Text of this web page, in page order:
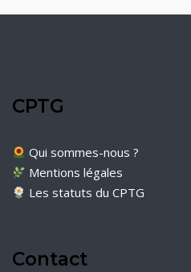
CPTG
Qui sommes-nous ?
Mentions légales
Les statuts du CPTG
Contact